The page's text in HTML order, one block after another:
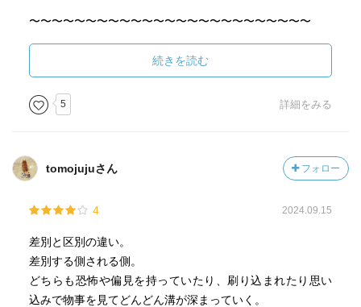
〜〜〜〜〜〜〜〜〜〜〜〜〜〜〜〜〜〜〜〜〜〜〜〜〜
でもマメの雰囲気、ちょっとなんだか色っぽすぎるな？？
という印象でしたが、これにはちゃんと“理由”があるんで
す。
本作ではマメの重大な秘密が、わりとあっさりと中盤で明
かされてしまってびっくりしました。
ものの、「こんな中盤ではっきり言い切っちゃって、この
先大丈夫…？？」なんておもっちゃったのですが、その先
を読んでみて「そんなこと一瞬でもおもっちゃってすいま
せんでしたー！！」となりました。
いやもう、構成が完璧すぎて美しすぎて…マイリマシ
続きを読む
5 詳細をみる
tomojujuさん フォロー
4 2024.09.15
差別と区別の違い。
差別する側される側。
どちらも恐怖や偏見を持っていたり、刷り込まれたり思い
込みで物事を見てどんどん溝が深まっていく。